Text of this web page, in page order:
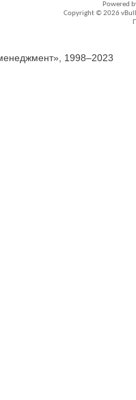
Powered
Copyright © 2026
1998–2023